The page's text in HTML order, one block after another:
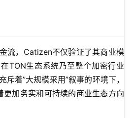
流，Catizen不仅验证了其商业模
TON生态系统乃至整个加密行业
斥着”大规模采用”叙事的环境下，
加务实和可持续的商业生态方向